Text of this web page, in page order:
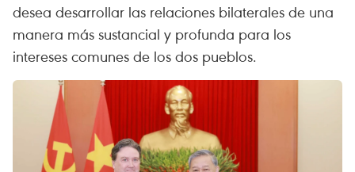
desea desarrollar las relaciones bilaterales de una
manera más sustancial y profunda para los
intereses comunes de los dos pueblos.